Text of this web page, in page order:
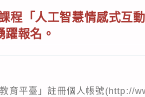
程「人工智慧情感式互
報名。
育平臺」註冊個人帳號(http://